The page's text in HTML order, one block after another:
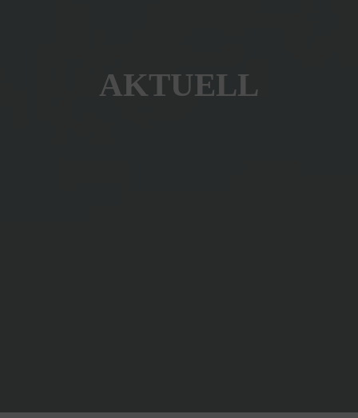
AKTUELL